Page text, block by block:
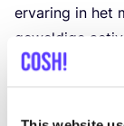
erva­ring in het
gewel­di­ge
gewoon om